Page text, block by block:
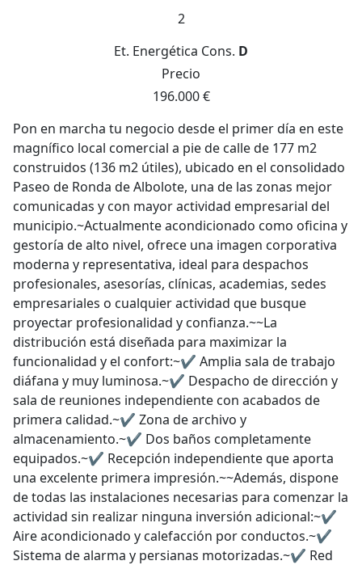
2
Et. Energética Cons. D
Precio
196.000 €
Pon en marcha tu negocio desde el primer día en este
magnífico local comercial a pie de calle de 177 m2
construidos (136 m2 útiles), ubicado en el consolidado
Paseo de Ronda de Albolote, una de las zonas mejor
comunicadas y con mayor actividad empresarial del
municipio.~Actualmente acondicionado como oficina y
gestoría de alto nivel, ofrece una imagen corporativa
moderna y representativa, ideal para despachos
profesionales, asesorías, clínicas, academias, sedes
empresariales o cualquier actividad que busque
proyectar profesionalidad y confianza.~~La
distribución está diseñada para maximizar la
funcionalidad y el confort:~✔ Amplia sala de trabajo
diáfana y muy luminosa.~✔ Despacho de dirección y
sala de reuniones independiente con acabados de
primera calidad.~✔ Zona de archivo y
almacenamiento.~✔ Dos baños completamente
equipados.~✔ Recepción independiente que aporta
una excelente primera impresión.~~Además, dispone
de todas las instalaciones necesarias para comenzar la
actividad sin realizar ninguna inversión adicional:~✔
Aire acondicionado y calefacción por conductos.~✔
Sistema de alarma y persianas motorizadas.~✔ Red